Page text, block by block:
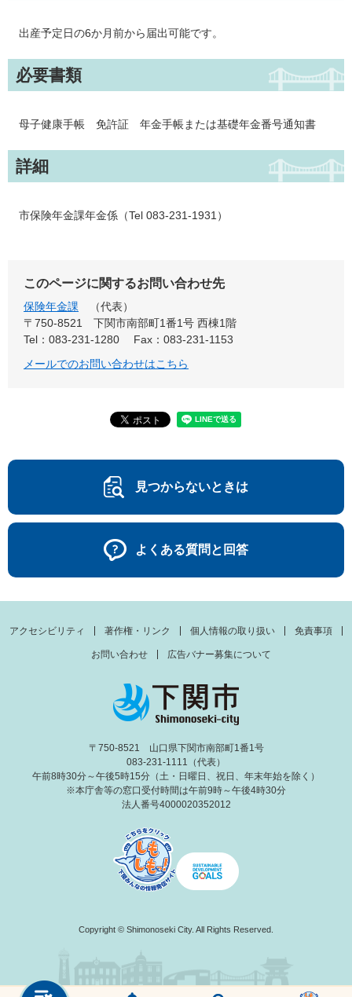
出産予定日の6か月前から届出可能です。
必要書類
母子健康手帳 免許証 年金手帳または基礎年金番号通知書
詳細
市保険年金課年金係（Tel 083-231-1931）
このページに関するお問い合わせ先
保険年金課
代表
〒750-8521
下関市南部町1番1号 西棟1階
Tel：083-231-1280
Fax：083-231-1153
メールでのお問い合わせはこちら
見つからないときは
よくある質問と回答
アクセシビリティ 著作権・リンク 個人情報の取り扱い 免責事項
お問い合わせ 広告バナー募集について
〒750-8521 山口県下関市南部町1番1号
083-231-1111（代表）
午前8時30分～午後5時15分（土・日曜日、祝日、年末年始を除く）
※本庁舎等の窓口受付時間は午前9時～午後4時30分
法人番号4000020352012
Copyright © Shimonoseki City. All Rights Reserved.